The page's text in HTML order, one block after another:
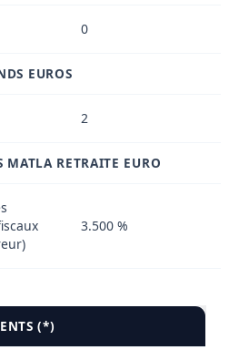
0
EUROS
2
MATLA RETRAITE EURO
3.500 %
(*)